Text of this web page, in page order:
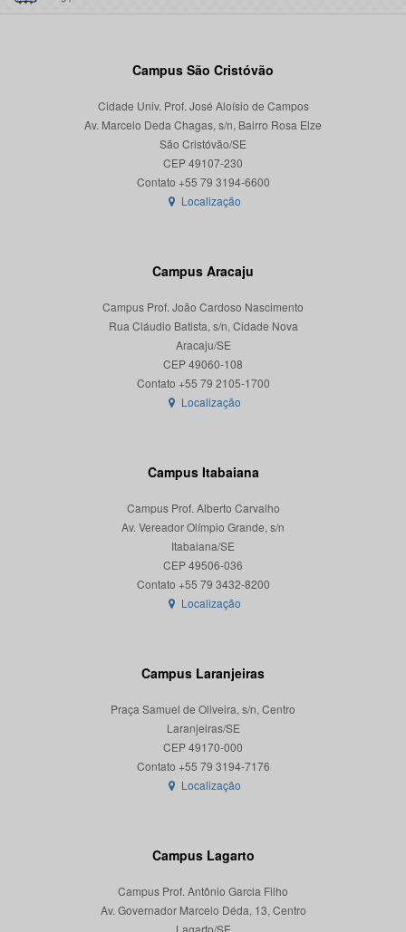
Campus São Cristóvão
Cidade Univ. Prof. José Aloísio de Campos
Av. Marcelo Deda Chagas, s/n, Bairro Rosa Elze
São Cristóvão/SE
CEP 49107-230
Localização
Campus Aracaju
Campus Prof. João Cardoso Nascimento
Rua Cláudio Batista, s/n, Cidade Nova
Aracaju/SE
CEP 49060-108
Localização
Campus Itabaiana
Campus Prof. Alberto Carvalho
Av. Vereador Olímpio Grande, s/n
Itabaiana/SE
CEP 49506-036
Localização
Campus Laranjeiras
Praça Samuel de Oliveira, s/n, Centro
Laranjeiras/SE
CEP 49170-000
Localização
Campus Lagarto
Campus Prof. Antônio Garcia Filho
Av. Governador Marcelo Déda, 13, Centro